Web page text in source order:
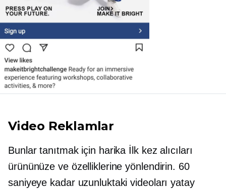
Video Reklamlar
Bunlar tanıtmak için harika İlk kez alıcıları
ürününüze ve özelliklerine yönlendirin. 60
saniyeye kadar uzunluktaki videoları yatay